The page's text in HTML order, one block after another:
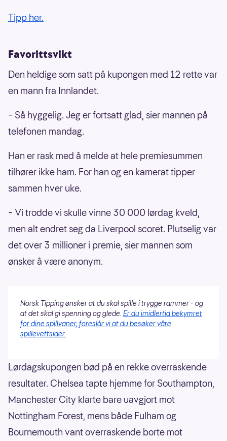
Tipp her.
Favorittsvikt
Den heldige som satt på kupongen med 12 rette var
en mann fra Innlandet.
– Så hyggelig. Jeg er fortsatt glad, sier mannen på
telefonen mandag.
Han er rask med å melde at hele premiesummen
tilhører ikke ham. For han og en kamerat tipper
sammen hver uke.
– Vi trodde vi skulle vinne 30 000 lørdag kveld,
men alt endret seg da Liverpool scoret. Plutselig var
det over 3 millioner i premie, sier mannen som
ønsker å være anonym.
Norsk Tipping ønsker at du skal spille i trygge rammer - og
at det skal gi spenning og glede. Er du imidlertid bekymret
for dine spillvaner, foreslår vi at du besøker våre
spillevettsider.
Lørdagskupongen bød på en rekke overraskende
resultater. Chelsea tapte hjemme for Southampton,
Manchester City klarte bare uavgjort mot
Nottingham Forest, mens både Fulham og
Bournemouth vant overraskende borte mot